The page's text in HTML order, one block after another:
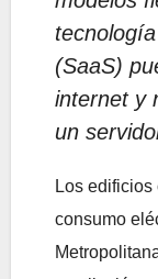
(SaaS)
internet y
un
Los edificios
consumo